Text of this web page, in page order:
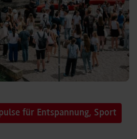
für Entspannung, Sport